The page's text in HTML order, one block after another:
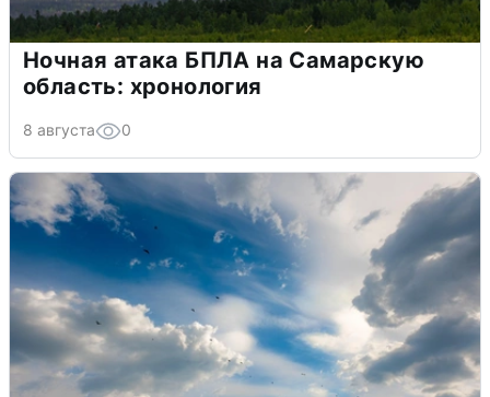
Ночная атака БПЛА на Самарскую
область: хронология
8 августа 0